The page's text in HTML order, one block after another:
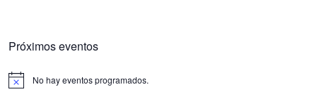
Próximos eventos
Aviso No hay eventos programados.